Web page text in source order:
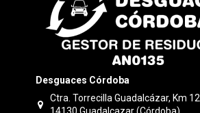
Desguaces Córdoba
Ctra. Torrecilla Guadalcázar, Km 12